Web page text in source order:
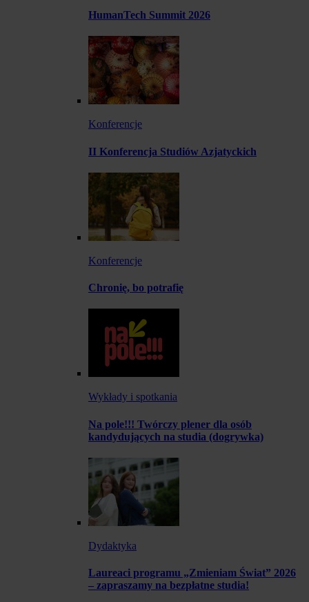
HumanTech Summit 2026
Konferencje
II Konferencja Studiów Azjatyckich
Konferencje
Chronię, bo potrafię
Wykłady i spotkania
Na pole!!! Twórczy plener dla osób
kandydujących na studia (dogrywka)
Dydaktyka
Laureaci programu „Zmieniam Świat” 2026
– zapraszamy na bezpłatne studia!